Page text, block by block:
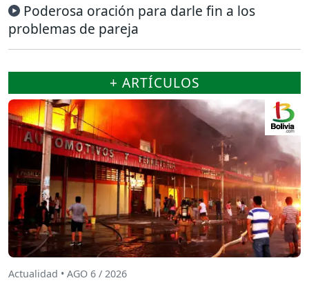
Poderosa oración para darle fin a los
problemas de pareja
+ ARTÍCULOS
Actualidad • AGO 6 / 2026